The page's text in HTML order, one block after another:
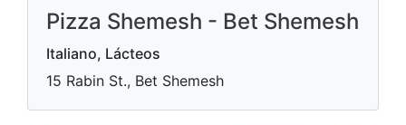
Pizza Shemesh - Bet Shemesh
Italiano, Lácteos
15 Rabin St., Bet Shemesh